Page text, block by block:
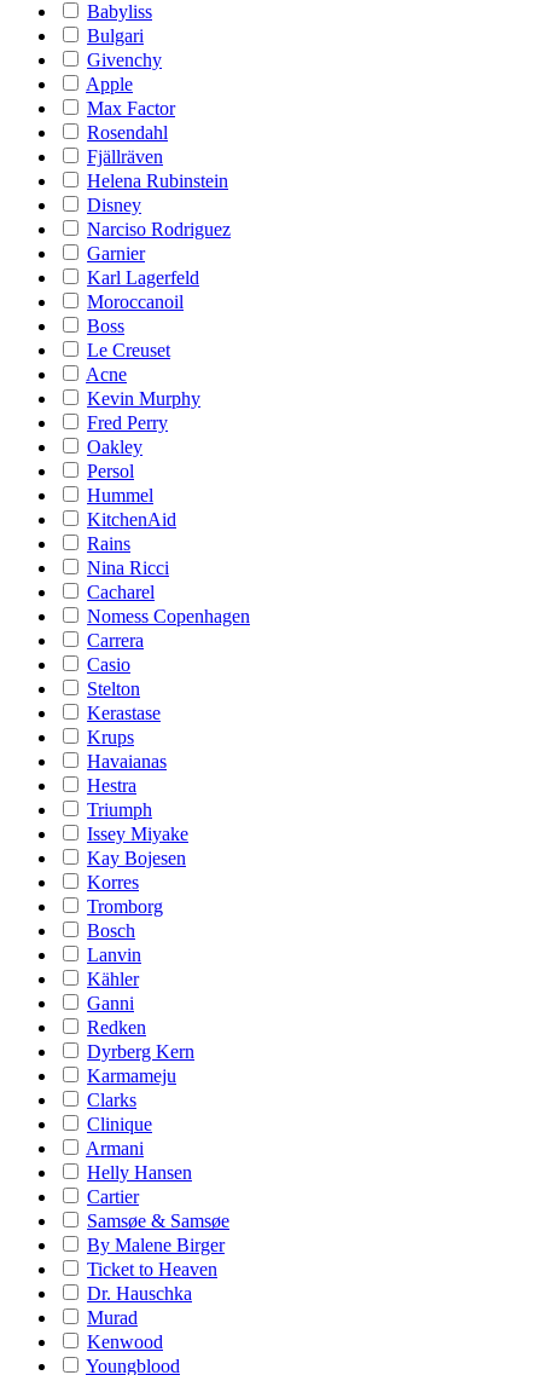
Babyliss
Bulgari
Givenchy
Apple
Max Factor
Rosendahl
Fjällräven
Helena Rubinstein
Disney
Narciso Rodriguez
Garnier
Karl Lagerfeld
Moroccanoil
Boss
Le Creuset
Acne
Kevin Murphy
Fred Perry
Oakley
Persol
Hummel
KitchenAid
Rains
Nina Ricci
Cacharel
Nomess Copenhagen
Carrera
Casio
Stelton
Kerastase
Krups
Havaianas
Hestra
Triumph
Issey Miyake
Kay Bojesen
Korres
Tromborg
Bosch
Lanvin
Kähler
Ganni
Redken
Dyrberg Kern
Karmameju
Clarks
Clinique
Armani
Helly Hansen
Cartier
Samsøe & Samsøe
By Malene Birger
Ticket to Heaven
Dr. Hauschka
Murad
Kenwood
Youngblood